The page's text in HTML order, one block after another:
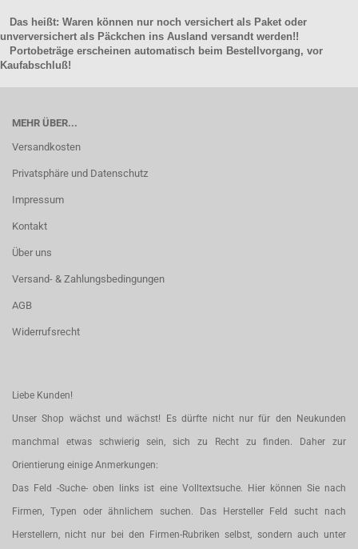
Das heißt: Waren können nur noch versichert als Paket oder
unverversichert als Päckchen ins Ausland versandt werden!!
Portobeträge erscheinen automatisch beim Bestellvorgang, vor
Kaufabschluß!
MEHR ÜBER...
Versandkosten
Privatsphäre und Datenschutz
Impressum
Kontakt
Über uns
Versand- & Zahlungsbedingungen
AGB
Widerrufsrecht
Liebe Kunden!
Unser Shop wächst und wächst! Es dürfte nicht nur für den Neukunden
manchmal etwas schwierig sein, sich zu Recht zu finden. Daher zur
Orientierung einige Anmerkungen:
Das Feld -Suche- oben links ist eine Volltextsuche. Hier können Sie nach
Firmen, Typen oder ähnlichem suchen. Das Hersteller Feld sucht nach
Herstellern, nicht nur bei den Firmen-Rubriken selbst, sondern auch unter